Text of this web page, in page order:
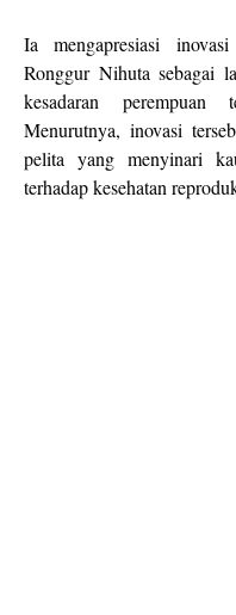
Ia mengapresiasi
Ronggur Nihuta sebagai
kesadaran
Menurutnya, inovasi
pelita yang menyinari
terhadap kesehatan